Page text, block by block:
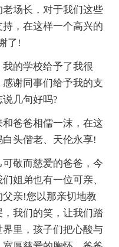
场长，对于我们这些
，在这样一个高兴的
了!
的学校给予了我很
谢同事们给予我的支
几句好吗?
爸爸相儒一沫，在这
头偕老、天伦永享!
敬而慈爱的爸爸，今
姐弟也有一位可亲、
亲!您以那亲切地教
我们的笑，让我们踏
里，孩子们把心酸与